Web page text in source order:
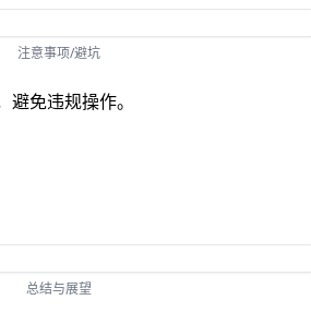
注意事项/避坑
免违规操作。
总结与展望